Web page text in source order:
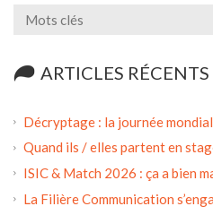
ARTICLES RÉCENTS
Décryptage : la journée
Quand ils / elles partent en
ISIC & Match 2026 : ça a bien
La Filière Communication